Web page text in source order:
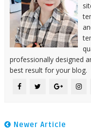
professionally designed
best result for your blog.
Newer Article